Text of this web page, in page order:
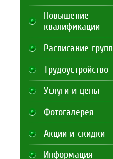
Повышение
квалификации
Расписание групп
Трудоустройство
Услуги и цены
Фотогалерея
Акции и скидки
Информация